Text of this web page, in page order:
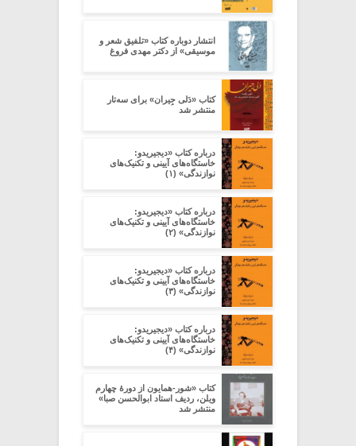
انتشار دوباره کتاب «تلفیق شعر و
موسیقی» از دکتر مهدی فروغ
کتاب «دَلی جِیران» برای سه‌تار
منتشر شد
درباره کتاب «دیجیریدو:
خاستگاه‌های آیینی و تکنیک‌های
نوازندگی» (۱)
درباره کتاب «دیجیریدو:
خاستگاه‌های آیینی و تکنیک‌های
نوازندگی» (۲)
درباره کتاب «دیجیریدو:
خاستگاه‌های آیینی و تکنیک‌های
نوازندگی» (۳)
درباره کتاب «دیجیریدو:
خاستگاه‌های آیینی و تکنیک‌های
نوازندگی» (۴)
کتاب «شور-همایون از دورۀ چهارم
ویلن، ردیف استاد ابوالحسن صبا»
منتشر شد